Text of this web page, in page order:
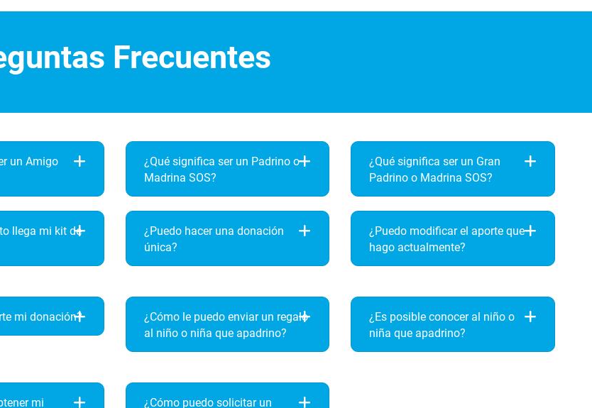
Frecuentes
un Amigo
¿Qué significa ser un Padrino o
Madrina SOS?
¿Qué significa ser un Gran
Padrino o Madrina SOS?
llega mi kit de
¿Puedo hacer una donación
única?
¿Puedo modificar el aporte que
hago actualmente?
mi donación?
¿Cómo le puedo enviar un regalo
al niño o niña que apadrino?
¿Es posible conocer al niño o
niña que apadrino?
mi ¿Cómo puedo solicitar un